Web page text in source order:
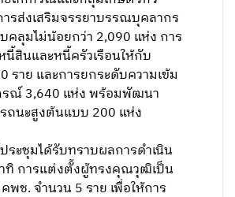
รส่งเสริมจรรยาบรรณบุคลากร
ลุมไม่น้อยกว่า 2,090 แห่ง การ
สินและหนี้ครัวเรือนให้กับ
ราย และการยกระดับความเข้ม
ณ์ 3,640 แห่ง พร้อมพัฒนา
นะสูงต้นแบบ 200 แห่ง
ะชุมได้รับทราบผลการดำเนิน
ทิ การแต่งตั้งผู้ทรงคุณวุฒิเป็น
พช. จำนวน 5 ราย เพื่อให้การ